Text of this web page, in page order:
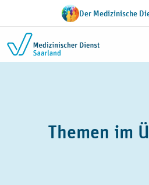
Zum Inhalt springenDer Medizinische
Themen im